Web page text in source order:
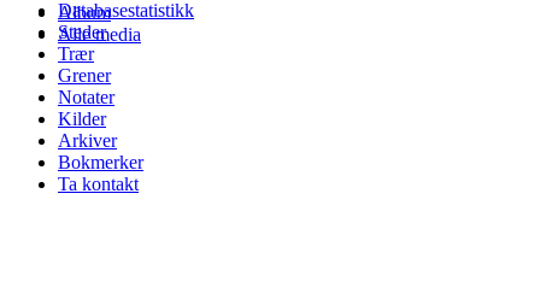
Album
Alle media
Databasestatistikk
Steder
Trær
Grener
Notater
Kilder
Arkiver
Bokmerker
Ta kontakt